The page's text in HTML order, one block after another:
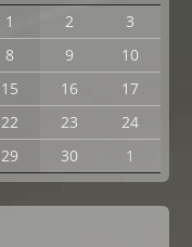
1 2
3
8 9
10
15 16
17
22 23
24
29 30 1